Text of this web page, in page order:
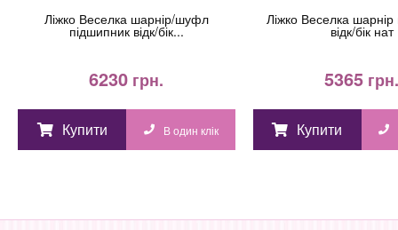
Ліжко Веселка шарнір/шуфл
підшипник відк/бік...
6230 грн.
Купити В один клік
Ліжко Веселка шарнір
відк/бік нат
5365
Купити